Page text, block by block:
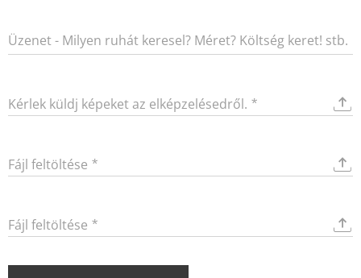
Üzenet - Milyen ruhát keresel? Méret? Költség keret! stb.
Kérlek küldj képeket az elképzelésedről.
Fájl feltöltése
Fájl feltöltése